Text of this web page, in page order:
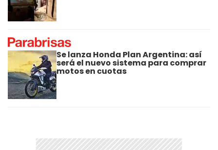
Se lanza Honda Plan Argentina: así
será el nuevo sistema para comprar
motos en cuotas